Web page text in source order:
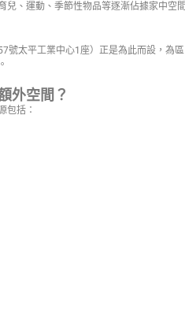
兒、運動、季節性物品等逐漸佔據家中空
號太平工業中心1座）正是為此而設，為
外空間？
包括：